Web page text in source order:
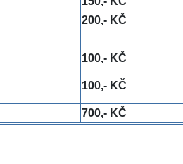
200,- KČ
100,- KČ
100,- KČ
700,- KČ